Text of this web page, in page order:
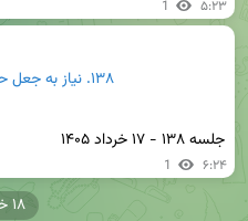
1 ۵:۲۳
۱۳۸. نیاز به جعل حجیت برای ظن.pdf
جلسه ۱۳۸ - ۱۷ خرداد ۱۴۰۵
1 ۶:۲۴
۱۸ خرداد